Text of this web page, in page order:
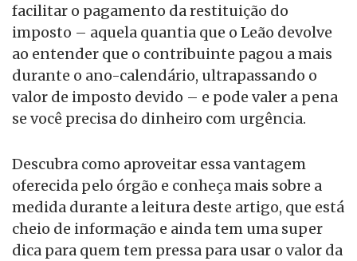
facilitar o pagamento da restituição do
imposto – aquela quantia que o Leão devolve
ao entender que o contribuinte pagou a mais
durante o ano-calendário, ultrapassando o
valor de imposto devido – e pode valer a pena
se você precisa do dinheiro com urgência.
Descubra como aproveitar essa vantagem
oferecida pelo órgão e conheça mais sobre a
medida durante a leitura deste artigo, que está
cheio de informação e ainda tem uma super
dica para quem tem pressa para usar o valor da